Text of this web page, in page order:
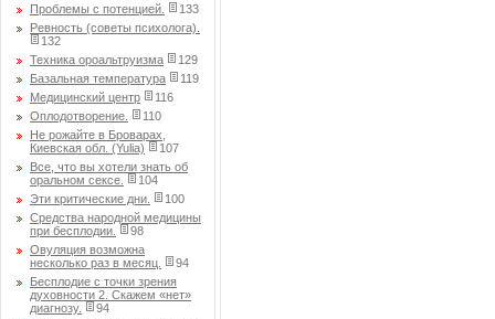
Проблемы с потенцией.
133
Ревность (советы психолога).
132
Техника ороальтруизма
129
Базальная температура
119
Медицинский центр
116
Оплодотворение.
110
Не рожайте в Броварах,
Киевская обл. (Yulia)
107
Все, что вы хотели знать об
оральном сексе.
104
Эти критические дни.
100
Средства народной медицины
при бесплодии.
98
Овуляция возможна
несколько раз в месяц.
94
Бесплодие с точки зрения
духовности 2. Скажем «нет»
диагнозу.
94